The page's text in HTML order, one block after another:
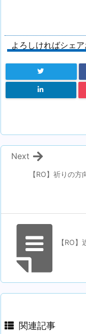
よろしければシェ
【RO】祈りの方
Next
【RO
関連記事